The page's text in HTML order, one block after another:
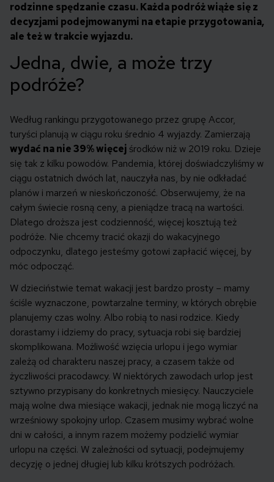
rodzinne spędzanie czasu. Każda podróż wiąże się z
decyzjami podejmowanymi na etapie przygotowania,
ale też w trakcie wyjazdu.
Jedna, dwie, a może trzy
podróże?
Według rankingu przygotowanego przez grupę Accor,
turyści planują w ciągu roku średnio 4 wyjazdy. Zamierzają
wydać na nie 39% więcej środków niż w 2019 roku. Dzieje
się tak z kilku powodów. Pandemia, której doświadczyliśmy w
ciągu ostatnich dwóch lat, nauczyła nas, by nie odkładać
planów i marzeń w nieskończoność. Obserwujemy, że na
całym świecie rosną ceny, a pieniądze tracą na wartości.
Dlatego droższa jest codzienność, więcej kosztują też
podróże. Nie chcemy tracić okazji do wakacyjnego
odpoczynku, dlatego jesteśmy gotowi zapłacić więcej, by
móc odpocząć.
W dzieciństwie temat wakacji jest bardzo prosty – mamy
ściśle wyznaczone, powtarzalne terminy, w których obrębie
planujemy czas wolny. Albo robią to nasi rodzice. Kiedy
dorastamy i idziemy do pracy, sytuacja robi się bardziej
skomplikowana. Możliwość wzięcia urlopu i jego wymiar
zależą od charakteru naszej pracy, a czasem także od
życzliwości pracodawcy. W niektórych zawodach urlop jest
sztywno przypisany do konkretnych miesięcy. Nauczyciele
mają wolne dwa miesiące wakacji, jednak nie mogą liczyć na
wrześniowy spokojny urlop. Czasem musimy wybrać wolne
dni w całości, a innym razem możemy podzielić wymiar
urlopu na części. W zależności od sytuacji, podejmujemy
decyzję o jednej długiej lub kilku krótszych podróżach.